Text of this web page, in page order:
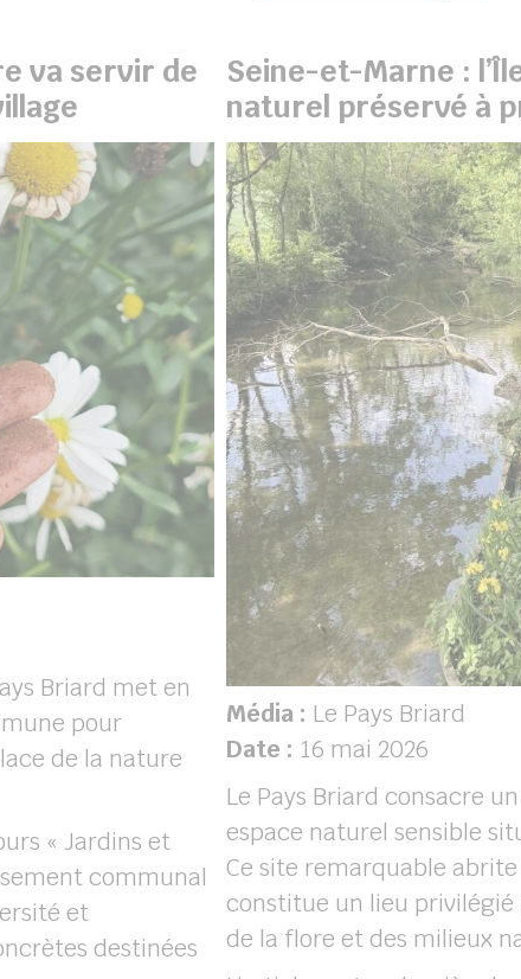
va servir de
Briard met en
pour
de la nature
« Jardins et
communal
et
destinées
Seine-et-Marne :
naturel préservé à
Média : Le Pays Briard
Date : 16 mai 2026
Le Pays Briard consacre
espace naturel sensible
Ce site remarquable
constitue un lieu
de la flore et des milieux